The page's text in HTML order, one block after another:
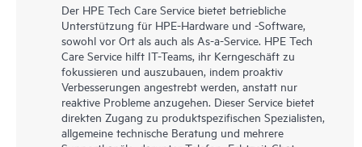
Der HPE Tech Care Service bietet betriebliche
Unterstützung für HPE-Hardware und -Software,
sowohl vor Ort als auch als As-a-Service. HPE Tech
Care Service hilft IT-Teams, ihr Kerngeschäft zu
fokussieren und auszubauen, indem proaktiv
Verbesserungen angestrebt werden, anstatt nur
reaktive Probleme anzugehen. Dieser Service bietet
direkten Zugang zu produktspezifischen Spezialisten,
allgemeine technische Beratung und mehrere